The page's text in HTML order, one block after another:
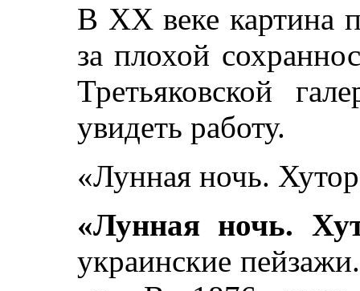
В XX веке картина
за плохой
Третьяковской
увидеть работу.
«Лунная ночь.
«Лунная ночь.
украинские